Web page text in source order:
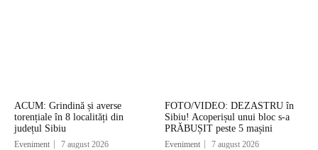
ACUM: Grindină și averse
torențiale în 8 localități din
județul Sibiu
Eveniment 7 august 2026
FOTO/VIDEO: DEZASTRU în
Sibiu! Acoperișul unui bloc s-a
PRĂBUȘIT peste 5 mașini
Eveniment 7 august 2026